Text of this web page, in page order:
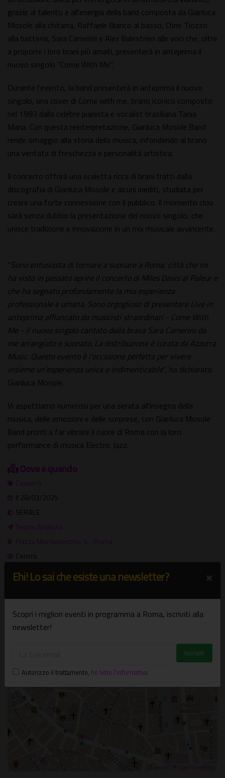
grazie al talento e all'energia della band composta da Gianluca
Mosole alla chitarra, Raffaele Bianco al basso, Chris Tiozzo
alla batteria, Sara Camerini e Alex Balestrieri alle voci che, oltre
a proporre i loro brani più amati, presenterà in anteprima il
nuovo singolo "Come With Me".
Durante l'evento, la band presenterà in anteprima il nuovo
singolo, una cover di Come with me, brano iconico composto
nel 1983 dalla celebre pianista e vocalist brasiliana Tania
Maria. Con questa reinterpretazione, Gianluca Mosole Band
rende omaggio alla storia della musica, infondendo al brano
una ventata di freschezza e personalità artistica.
Il concerto offrirà una scaletta ricca di brani tratti dalla
discografia di Gianluca Mosole e alcuni inediti, studiata per
creare una forte connessione con il pubblico. Il momento clou
sarà senza dubbio la presentazione del nuovo singolo, che
unisce tradizione e innovazione in un mix musicale avvincente.
"Sono entusiasta di tornare a suonare a Roma, città che mi
ha visto in passato aprire il concerto di Miles Davis al Paleur e
che ha segnato profondamente la mia esperienza
professionale e umana. Sono orgoglioso di presentare Live in
anteprima affiancato da musicisti straordinari - Come With
Me - il nuovo singolo cantato dalla brava Sara Camerini da
me arrangiato e suonato. La distribuzione è curata da Azzurra
Music. Questo evento è l'occasione perfetta per vivere
insieme un'esperienza unica e indimenticabile", ha dichiarato
Gianluca Mosole.
Vi aspettiamo numerosi per una serata all'insegna della
musica, delle emozioni e delle sorprese, con Gianluca Mosole
Band pronti a far vibrare il cuore di Roma con la loro
performance di musica Electric Jazz.
Dove e quando
Concerti
Il 28/03/2025
SERALE
Teatro Arciliuto
Piazza Montevecchio, 5 - Roma
Centro
×
+
−
Ehi! Lo sai che esiste una newsletter?
Scopri i migliori eventi in programma a Roma, iscriviti alla
newsletter!
Autorizzo il trattamento, ho letto l'informativa